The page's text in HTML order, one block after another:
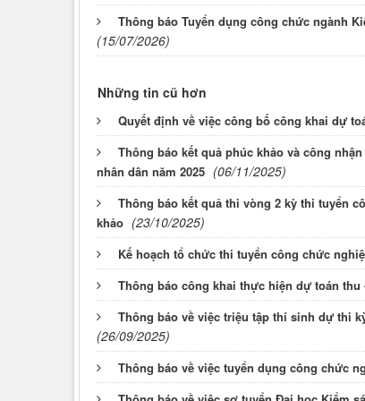
Thông báo Tuyển dụng công chức ngành
(15/07/2026)
Những tin cũ hơn
Quyết định về việc công bố công khai dự
Thông báo kết quả phúc khảo và công
nhân dân năm 2025 (06/11/2025)
Thông báo kết quả thi vòng 2 kỳ thi tuyển
khảo (23/10/2025)
Kế hoạch tổ chức thi tuyển công chức
Thông báo công khai thực hiện dự toán thu
Thông báo về việc triệu tập thí sinh dự thi
(26/09/2025)
Thông báo về việc tuyển dụng công chức